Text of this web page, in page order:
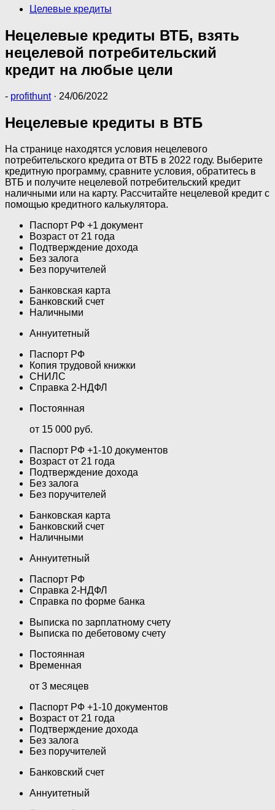
Целевые кредиты
Нецелевые кредиты ВТБ, взять
нецелевой потребительский
кредит на любые цели
- profithunt · 24/06/2022
Нецелевые кредиты в ВТБ
На странице находятся условия нецелевого
потребительского кредита от ВТБ в 2022 году. Выберите
кредитную программу, сравните условия, обратитесь в
ВТБ и получите нецелевой потребительский кредит
наличными или на карту. Рассчитайте нецелевой кредит с
помощью кредитного калькулятора.
Паспорт РФ +1 документ
Возраст от 21 года
Подтверждение дохода
Без залога
Без поручителей
Банковская карта
Банковский счет
Наличными
Аннуитетный
Паспорт РФ
Копия трудовой книжки
СНИЛС
Справка 2-НДФЛ
Постоянная
от 15 000 руб.
Паспорт РФ +1-10 документов
Возраст от 21 года
Подтверждение дохода
Без залога
Без поручителей
Банковская карта
Банковский счет
Наличными
Аннуитетный
Паспорт РФ
Справка 2-НДФЛ
Справка по форме банка
Выписка по зарплатному счету
Выписка по дебетовому счету
Постоянная
Временная
от 3 месяцев
Паспорт РФ +1-10 документов
Возраст от 21 года
Подтверждение дохода
Без залога
Без поручителей
Банковский счет
Аннуитетный